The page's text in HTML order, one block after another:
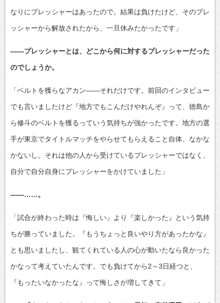
なりにプレッシャーはあったので。結果は負けたけど、そのプレ
ッシャーから解放されたから、一旦休みたかったです」
――プレッシャーとは、どこから何に対するプレッシャーだった
のでしょうか。
「ベルトを獲らなアカン――それだけです。前回のインタビュー
でも言いましたけど『地方でもこんだけやれんぞ』って、徳島か
ら修斗のベルトを獲るっていう気持ちが強かったです。地方の選
手が東京でタイトルマッチをやらせてもらえること自体、なかな
かないし。それは他の人から受けているプレッシャーではなく、
自分で自分自身にプレッシャーをかけていました」
――……。
「試合が終わった時は『悔しい』より『楽しかった』という気持
ちが勝っていました。『もうちょっと良いやり方があったかな』
とも思いましたし、観てくれている人の心が動いたなら良かった
かなって考えていたんです。でも負けてから2～3日経つと、
『もったいなかったな』って悔しさが増してきて」